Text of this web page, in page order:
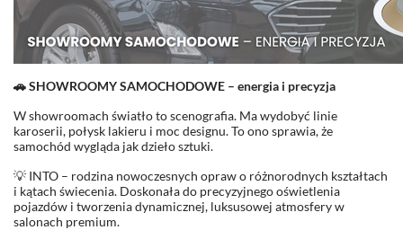
🚗 SHOWROOMY SAMOCHODOWE – energia i precyzja
W showroomach światło to scenografia. Ma wydobyć linie
karoserii, połysk lakieru i moc designu. To ono sprawia, że
samochód wygląda jak dzieło sztuki.
💡 INTO – rodzina nowoczesnych opraw o różnorodnych kształtach
i kątach świecenia. Doskonała do precyzyjnego oświetlenia
pojazdów i tworzenia dynamicznej, luksusowej atmosfery w
salonach premium.